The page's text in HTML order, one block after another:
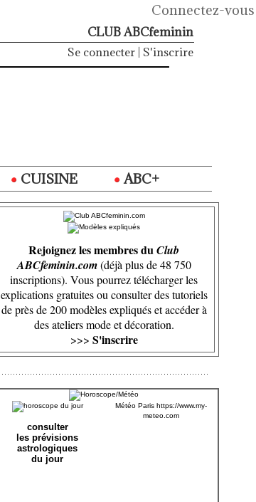
Connectez-vous
CLUB ABCfeminin
Se connecter S'inscrire
CUISINE
ABC+
Rejoignez les membres duClub
ABCfeminin.com(déjà plus de 48 750
inscriptions). Vous pourrez télécharger les
explications gratuites ou consulter des tutoriels
de près de 200 modèles expliqués et accéder à
des ateliers mode et décoration.
>>> S'inscrire
consulter
les prévisions
astrologiques
du jour
Météo Paris https://www.my-
meteo.com